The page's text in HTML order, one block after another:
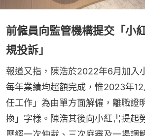
前僱員向監管機構提交「小
規投訴」
報道又指，陳浩於2022年6月加入
每年業績均超額完成，惟2023年
任工作」為由單方面解僱，離職證
換」字樣。陳浩其後向小紅書提起